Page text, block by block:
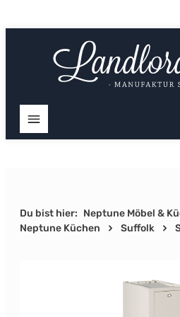
Du bist hier: Neptune Möbel &
Neptune Küchen
Suffolk